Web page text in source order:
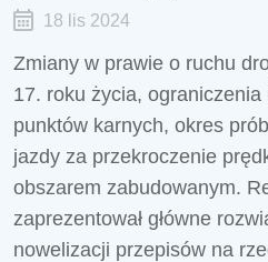
18 lis 2024
Zmiany w prawie o ruchu
17. roku życia,
punktów karnych, okres
jazdy za przekroczenie
obszarem zabudowanym.
zaprezentował główne
nowelizacji przepisów na